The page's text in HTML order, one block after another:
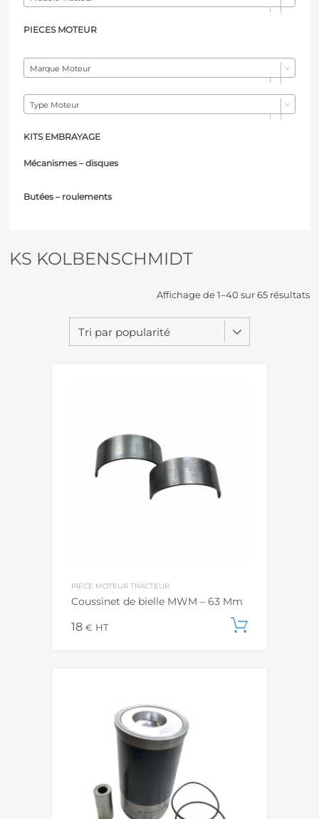
KS KOLBENSCHMIDT
Affichage de 1–40 sur 65 résultats
PIÈCE MOTEUR TRACTEUR
Coussinet de bielle MWM – 63 Mm
18 € HT
PIECES MOTEUR
Marque Moteur
Type Moteur
KITS EMBRAYAGE
Mécanismes – disques
Butées – roulements